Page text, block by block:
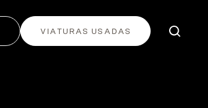
VIATURAS USADAS